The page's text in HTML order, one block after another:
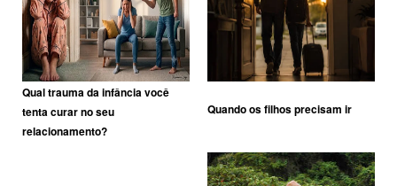
Qual trauma da infância você
tenta curar no seu
relacionamento?
Quando os filhos precisam ir